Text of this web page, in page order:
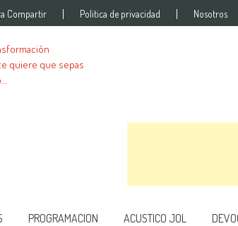
Compartir Politica de privacidad Nosotros
quiere que sepas
PROGRAMACION ACUSTICO JOL